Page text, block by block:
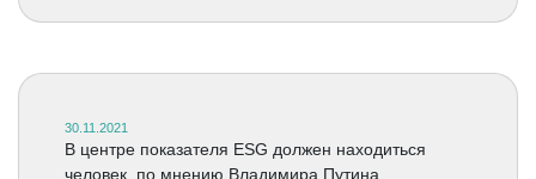
30.11.2021
В центре показателя ESG должен находиться
человек, по мнению Владимира Путина